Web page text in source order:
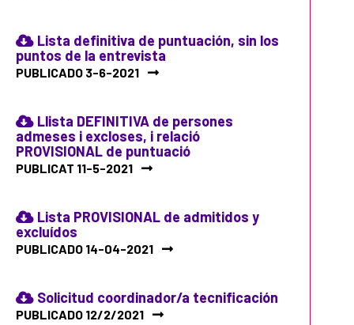
Lista definitiva de puntuación, sin los
puntos de la entrevista
PUBLICADO 3-6-2021
Llista DEFINITIVA de persones
admeses i excloses, i relació
PROVISIONAL de puntuació
PUBLICAT 11-5-2021
Lista PROVISIONAL de admitidos y
excluídos
PUBLICADO 14-04-2021
Solicitud coordinador/a tecnificación
PUBLICADO 12/2/2021